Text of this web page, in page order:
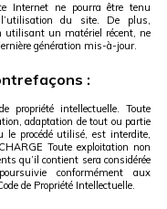
Internet ne pourra être tenu
du site. De plus,
utilisant un matériel récent, ne
génération mis-à-jour.
:
propriété intellectuelle. Toute
adaptation de tout ou partie
procédé utilisé, est interdite,
Toute exploitation non
qu’il contient sera considérée
conformément aux
de Propriété Intellectuelle.